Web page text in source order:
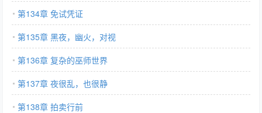
第134章 免试凭证
第135章 黑夜，幽火，对视
第136章 复杂的巫师世界
第137章 夜很乱，也很静
第138章 拍卖行前